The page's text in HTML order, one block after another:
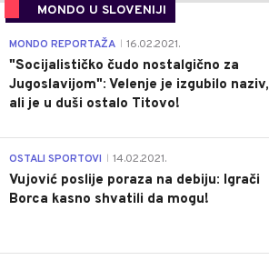
MONDO U SLOVENIJI
MONDO REPORTAŽA 16.02.2021.
"Socijalističko čudo nostalgično za
Jugoslavijom": Velenje je izgubilo naziv,
ali je u duši ostalo Titovo!
OSTALI SPORTOVI 14.02.2021.
Vujović poslije poraza na debiju: Igrači
Borca kasno shvatili da mogu!